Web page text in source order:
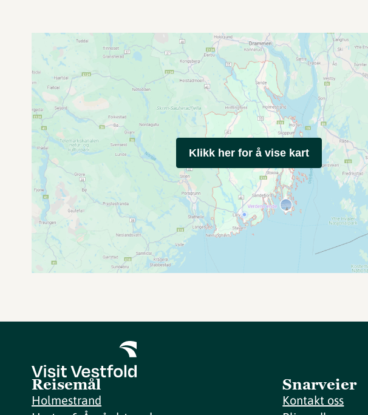
Klikk her for å vise kart
Reisemål
Holmestrand
Snarveier
Kontakt oss